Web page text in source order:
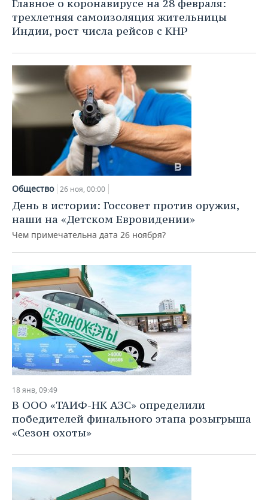
Главное о коронавирусе на 28 февраля:
трехлетняя самоизоляция жительницы
Индии, рост числа рейсов с КНР
Общество 26 ноя, 00:00
День в истории: Госсовет против оружия,
наши на «Детском Евровидении»
Чем примечательна дата 26 ноября?
18 янв, 09:49
В ООО «ТАИФ-НК АЗС» определили
победителей финального этапа розыгрыша
«Сезон охоты»